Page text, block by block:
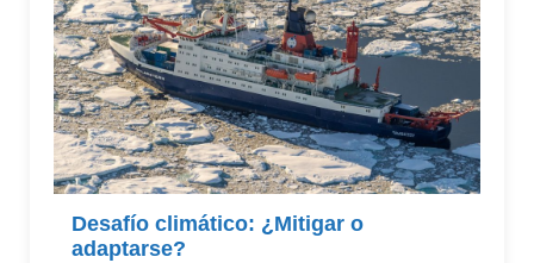
Desafío climático: ¿Mitigar o
adaptarse?